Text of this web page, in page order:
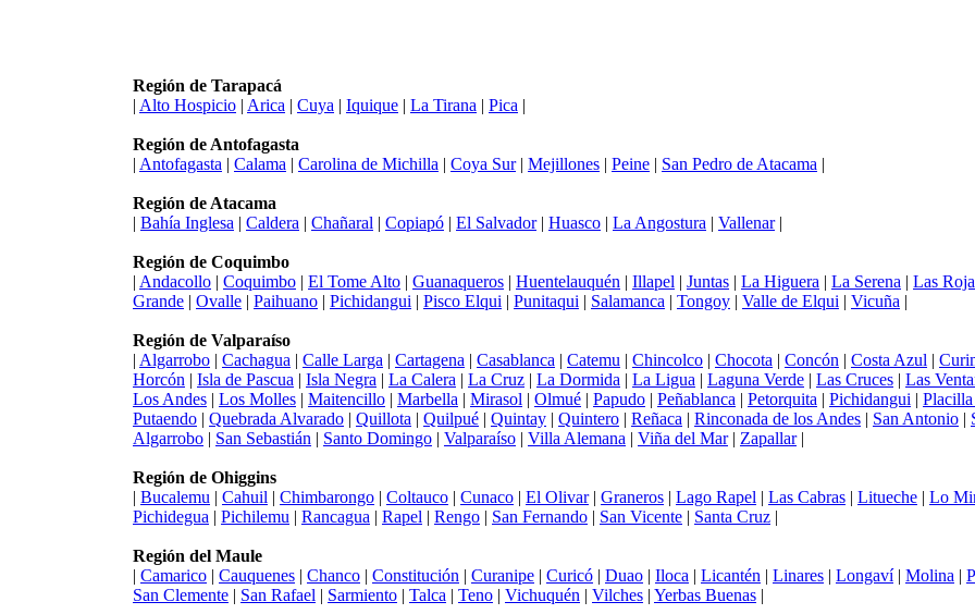
Región de Tarapacá
| Alto Hospicio | Arica | Cuya | Iquique | La Tirana | Pica |
Región de Antofagasta
| Antofagasta | Calama | Carolina de Michilla | Coya Sur| Mejillones | Peine | San Pedro de Atacama |
Región de Atacama
| Bahía Inglesa | Caldera | Chañaral | Copiapó | El Salvador| Huasco | La Angostura | Vallenar|
Región de Coquimbo
| Andacollo | Coquimbo | El Tome Alto | Guanaqueros | Huentelauquén | Illapel | Juntas | La Higuera | La Serena | Las
Grande | Ovalle | Paihuano | Pichidangui | Pisco Elqui | Punitaqui | Salamanca | Tongoy | Valle de Elqui | Vicuña |
Región de Valparaíso
| Algarrobo | Cachagua | Calle Larga | Cartagena | Casablanca | Catemu | Chincolco | Chocota | Concón | Costa Azul |
Horcón | Isla de Pascua | Isla Negra | La Calera | La Cruz | La Dormida | La Ligua | Laguna Verde | Las Cruces | Las
Los Andes | Los Molles | Maitencillo | Marbella | Mirasol | Olmué | Papudo | Peñablanca | Petorquita | Pichidangui | Placilla
Putaendo | Quebrada Alvarado | Quillota | Quilpué | Quintay | Quintero | Reñaca | Rinconada de los Andes | San Antonio |
Algarrobo | San Sebastián | Santo Domingo | Valparaíso | Villa Alemana | Viña del Mar| Zapallar|
Región de Ohiggins
| Bucalemu | Cahuil | Chimbarongo | Coltauco | Cunaco | El Olivar| Graneros | Lago Rapel | Las Cabras | Litueche | Lo
Pichidegua | Pichilemu | Rancagua | Rapel | Rengo | San Fernando | San Vicente | Santa Cruz |
Región del Maule
| Camarico | Cauquenes | Chanco | Constitución | Curanipe | Curicó | Duao | Iloca | Licantén | Linares | Longaví| Molina |
San Clemente | San Rafael | Sarmiento | Talca | Teno | Vichuquén | Vilches | Yerbas Buenas |